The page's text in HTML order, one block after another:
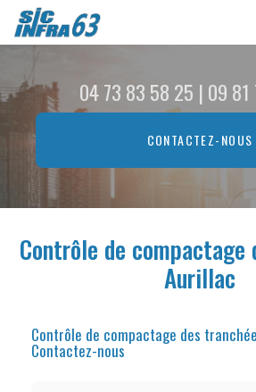
contenu
principal
04 73 83 58 25 | 09
CONTACTEZ-NOUS
Contrôle de compactage
Aurillac
Contrôle de compactage des
Contactez-nous